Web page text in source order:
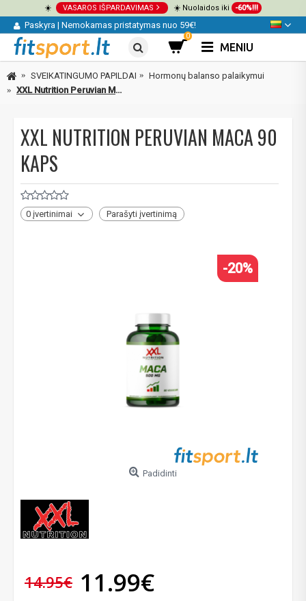
☀️ VASAROS IŠPARDAVIMAS ☀️ Nuolaidos iki -60%!!!
Paskyra | Nemokamas pristatymas nuo 59€!
0
MENIU
SVEIKATINGUMO PAPILDAI
Hormonų balanso palaikymui
XXL Nutrition Peruvian Maca 90 kaps
XXL NUTRITION PERUVIAN MACA 90
KAPS
0 įvertinimai Parašyti įvertinimą
-20%
Padidinti
14.95€ 11.99€